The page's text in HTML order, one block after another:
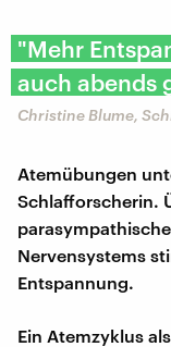
"Mehr
auch abends
Christine Blume,
Atemübungen
Schlafforscherin.
Nervensystems
Entspannung.
Ein Atemzyklus